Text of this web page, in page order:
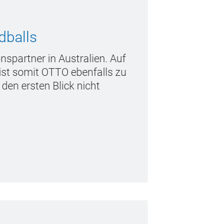
in Australien. Auf
somit OTTO ebenfalls zu
ersten Blick nicht